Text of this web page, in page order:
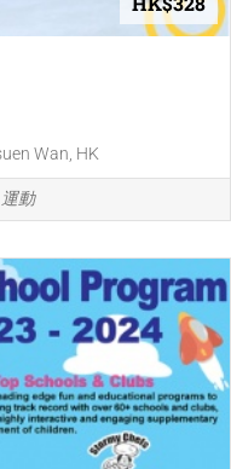
Wan, HK
運動